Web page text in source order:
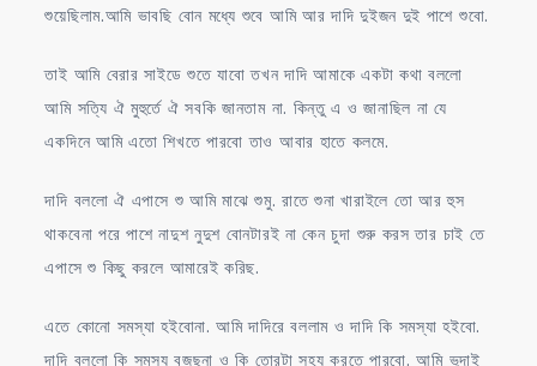
শুয়েছিলাম.আমি ভাবছি বোন মধ্যে শুবে আমি আর দাদি দুইজন দুই পাশে শুবো.
তাই আমি বেরার সাইডে শুতে যাবো তখন দাদি আমাকে একটা কথা বললো
আমি সত্যি ঐ মুহুর্তে ঐ সবকি জানতাম না. কিন্তু এ ও জানাছিল না যে
একদিনে আমি এতো শিখতে পারবো তাও আবার হাতে কলমে.
দাদি বললো ঐ এপাসে শু আমি মাঝে শুমু. রাতে শুনা খারাইলে তো আর হুস
থাকবেনা পরে পাশে নাদুশ নুদুশ বোনটারই না কেন চুদা শুরু করস তার চাই তে
এপাসে শু কিছু করলে আমারেই করিছ.
এতে কোনো সমস্যা হইবোনা. আমি দাদিরে বললাম ও দাদি কি সমস্যা হইবো.
দাদি বললো কি সমস্য বুজছনা ও কি তোরটা সহ্য করতে পারবো. আমি ভুদাই